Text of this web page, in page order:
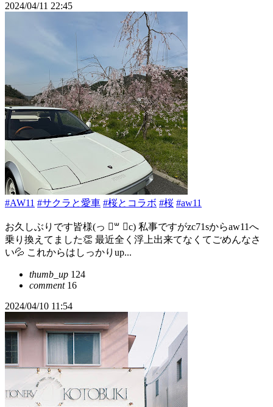
2024/04/11 22:45
#AW11 #サクラと愛車 #桜とコラボ #桜 #aw11
お久しぶりです皆様(っ ॑꒳ ॑c) 私事ですがzc71sからaw11へ
乗り換えてました👏 最近全く浮上出来てなくてごめんなさ
い💦 これからはしっかりup...
thumb_up 124
comment16
2024/04/10 11:54